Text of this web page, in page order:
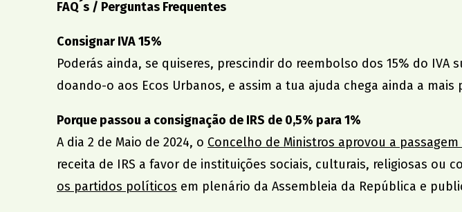
FAQ´s / Perguntas Frequentes
Consignar IVA 15%
Poderás ainda, se quiseres, prescindir do reembolso dos 15% do
doando-o aos Ecos Urbanos, e assim a tua ajuda chega ainda a mais
Porque passou a consignação de IRS de 0,5% para 1%
A dia 2 de Maio de 2024, o Concelho de Ministros aprovou a passagem
receita de IRS a favor de instituições sociais, culturais, religiosas ou
os partidos políticos em plenário da Assembleia da República e